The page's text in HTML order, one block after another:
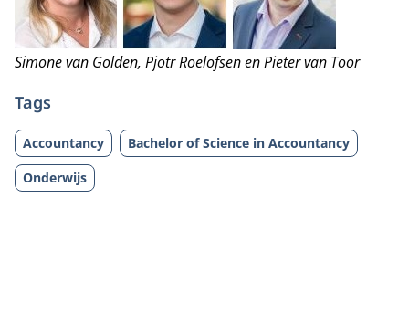
Simone van Golden, Pjotr Roelofsen en Pieter van Toor
Tags
Accountancy
Bachelor of Science in Accountancy
Onderwijs